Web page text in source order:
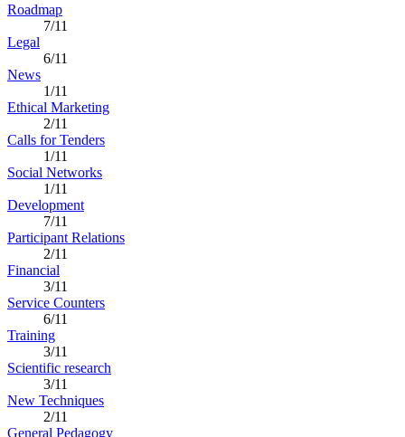
Roadmap
7/11
Legal
6/11
News
1/11
Ethical Marketing
2/11
Calls for Tenders
1/11
Social Networks
1/11
Development
7/11
Participant Relations
2/11
Financial
3/11
Service Counters
6/11
Training
3/11
Scientific research
3/11
New Techniques
2/11
General Pedagogy